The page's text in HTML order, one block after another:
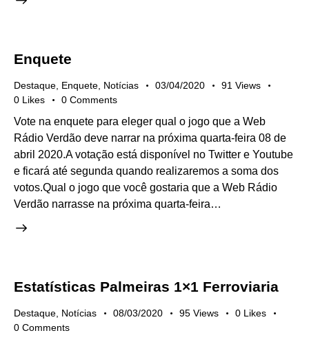
Enquete
Destaque Enquete Notícias 03/04/2020 91 Views
0 Likes 0 Comments
Vote na enquete para eleger qual o jogo que a Web
Rádio Verdão deve narrar na próxima quarta-feira 08 de
abril 2020.A votação está disponível no Twitter e Youtube
e ficará até segunda quando realizaremos a soma dos
votos.Qual o jogo que você gostaria que a Web Rádio
Verdão narrasse na próxima quarta-feira…
Estatísticas Palmeiras 1×1 Ferroviaria
Destaque, Notícias 08/03/2020 95 Views 0 Likes
0 Comments